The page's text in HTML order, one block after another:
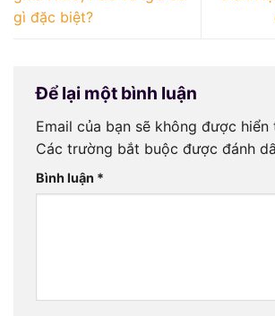
gì đặc biệt?
Để lại một bình luận
Email của bạn sẽ không được hiển
Các trường bắt buộc được đánh
Bình luận *